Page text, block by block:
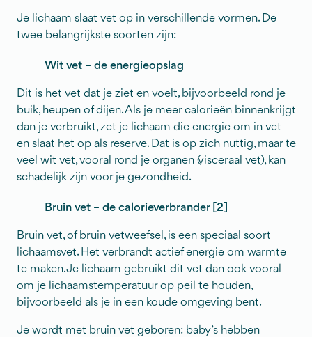
Je lichaam slaat vet op in verschillende vormen. De
twee belangrijkste soorten zijn:
Wit vet – de energieopslag
Dit is het vet dat je ziet en voelt, bijvoorbeeld rond je
buik, heupen of dijen. Als je meer calorieën binnenkrijgt
dan je verbruikt, zet je lichaam die energie om in vet
en slaat het op als reserve. Dat is op zich nuttig, maar te
veel wit vet, vooral rond je organen (visceraal vet), kan
schadelijk zijn voor je gezondheid.
Bruin vet – de calorieverbrander [2]
Bruin vet, of bruin vetweefsel, is een speciaal soort
lichaamsvet. Het verbrandt actief energie om warmte
te maken. Je lichaam gebruikt dit vet dan ook vooral
om je lichaamstemperatuur op peil te houden,
bijvoorbeeld als je in een koude omgeving bent.
Je wordt met bruin vet geboren: baby’s hebben